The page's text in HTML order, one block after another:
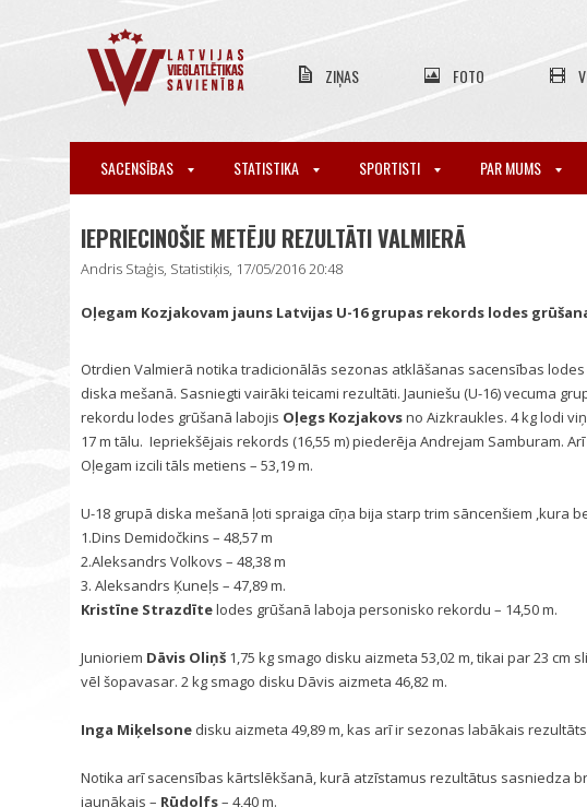
ZIŅAS FOTO
SACENSĪBAS STATISTIKA SPORTISTI PAR MUMS
IEPRIECINOŠIE METĒJU REZULTĀTI VALMIERĀ
Andris Staģis, Statistiķis, 17/05/2016 20:48
Oļegam Kozjakovam jauns Latvijas U-16 grupas rekords lodes grūšana
Otrdien Valmierā notika tradicionālās sezonas atklāšanas sacensības
diska mešanā. Sasniegti vairāki teicami rezultāti. Jauniešu (U-16) vecuma
rekordu lodes grūšanā labojis Oļegs Kozjakovsno Aizkraukles. 4 kg lodi
17 m tālu. Iepriekšējais rekords (16,55 m) piederēja Andrejam Samburam.
Oļegam izcili tāls metiens – 53,19 m.
U-18 grupā diska mešanā ļoti spraiga cīņa bija starp trim sāncenšiem ,kura
1.Dins Demidočkins – 48,57 m
2.Aleksandrs Volkovs – 48,38 m
3. Aleksandrs Ķuneļs – 47,89 m.
Kristīne Strazdītelodes grūšanā laboja personisko rekordu – 14,50 m.
Junioriem Dāvis Oliņš 1,75 kg smago disku aizmeta 53,02 m, tikai par 23
vēl šopavasar. 2 kg smago disku Dāvis aizmeta 46,82 m.
Inga Miķelsone disku aizmeta 49,89 m, kas arī ir sezonas labākais
Notika arī sacensības kārtslēkšanā, kurā atzīstamus rezultātus sasniedza
jaunākais – Rūdolfs– 4,40 m.